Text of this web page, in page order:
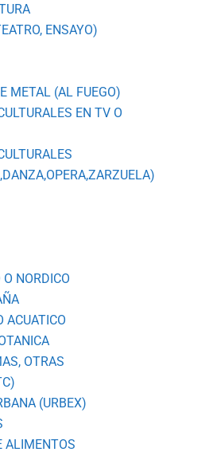
ENSAYO)
METAL (AL FUEGO)
EN TV O
NORDICO
ACUATICO
OTRAS
(URBEX)
ALIMENTOS